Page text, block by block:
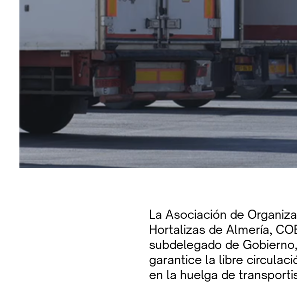
La Asociación de
Hortalizas de Almería,
subdelegado de
garantice la libre
en la huelga de